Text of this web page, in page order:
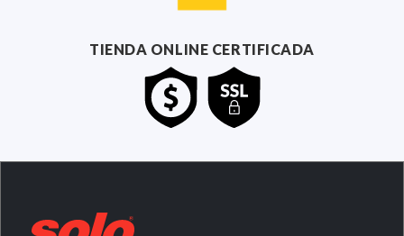
TIENDA ONLINE CERTIFICADA